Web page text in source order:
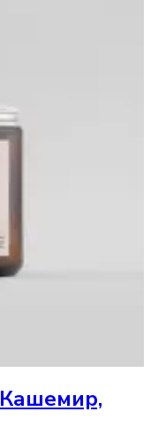
Кашемир,